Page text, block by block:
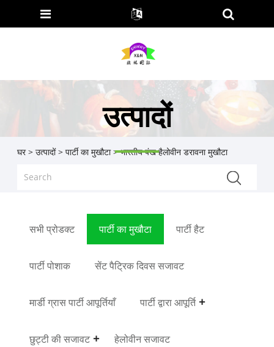
उत्पादों
घर > उत्पादों> पार्टी का मुखौटा> भारतीय पंख हैलोवीन डरावना मुखौटा
सभी प्रोडक्ट पार्टी का मुखौटा पार्टी हैट
पार्टी पोशाक सेंट पैट्रिक दिवस सजावट
मार्डी ग्रास पार्टी आपूर्तियाँ पार्टी द्वारा आपूर्ति
छुट्टी की सजावट हेलोवीन सजावट